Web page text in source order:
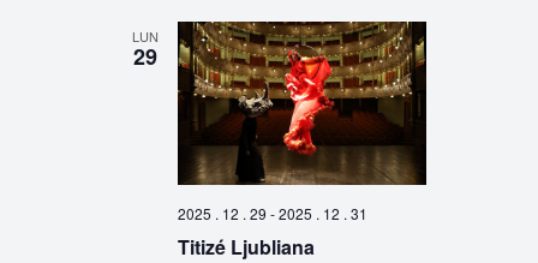
LUN
29
2025 . 12 . 29 -2025 . 12 . 31
Titizé Ljubliana